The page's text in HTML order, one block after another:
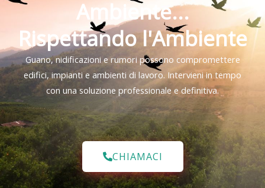
Ambiente...
Rispettando l'Ambiente
Guano, nidificazioni e rumori possono compromettere
edifici, impianti e ambienti di lavoro. Intervieni in tempo
con una soluzione professionale e definitiva.
CHIAMACI